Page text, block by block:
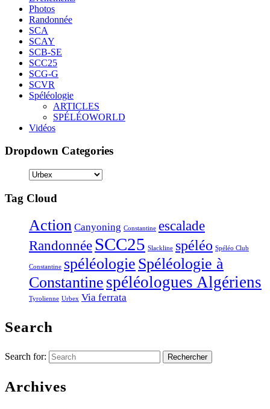
Photos
Randonnée
SCA
SCAY
SCB-SE
SCC25
SCG-G
SCVR
Spéléologie
ARTICLES
SPÉLÉOWORLD
Vidéos
Dropdown Categories
Tag Cloud
Action Canyoning Constantine escalade
Randonnée SCC25 Slackline spéléo Spéléo Club
Constantine spéléologie Spéléologie à
Constantine spéléologues Algériens
Tyrolienne Urbex Via ferrata
Search
Search for:
Archives